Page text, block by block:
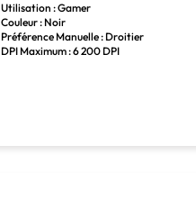
Utilisation : Gamer
Couleur : Noir
Préférence Manuelle : Droitier
DPI Maximum : 6 200 DPI